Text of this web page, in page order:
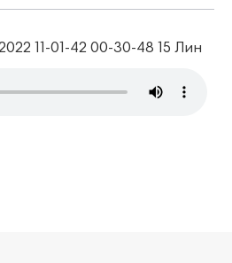
11-01-42 00-30-48 15 Лин